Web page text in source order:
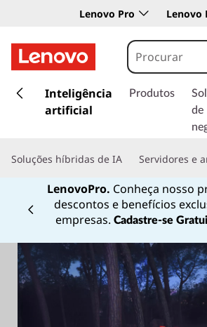
Lenovo Pro Lenovo
a
r
c
o
Inteligência
artificial
Produtos
de
Soluções híbridas de IA Servidores e
LenovoPro. Conheça nosso
descontos e benefícios
empresas. Cadastre-se